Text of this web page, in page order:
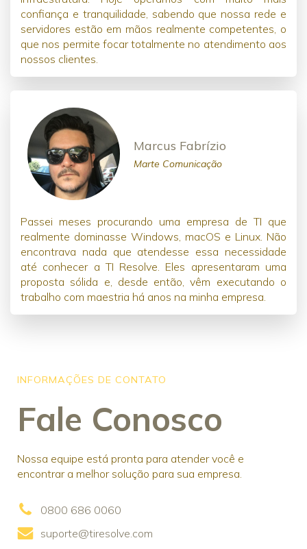
confiança e tranquilidade, sabendo que nossa rede e
servidores estão em mãos realmente competentes, o
que nos permite focar totalmente no atendimento aos
nossos clientes.
Marcus Fabrízio
Marte Comunicação
Passei meses procurando uma empresa de TI que
realmente dominasse Windows, macOS e Linux. Não
encontrava nada que atendesse essa necessidade
até conhecer a TI Resolve. Eles apresentaram uma
proposta sólida e, desde então, vêm executando o
trabalho com maestria há anos na minha empresa.
INFORMAÇÕES DE CONTATO
Fale Conosco
Nossa equipe está pronta para atender você e
encontrar a melhor solução para sua empresa.
0800 686 0060
suporte@tiresolve.com